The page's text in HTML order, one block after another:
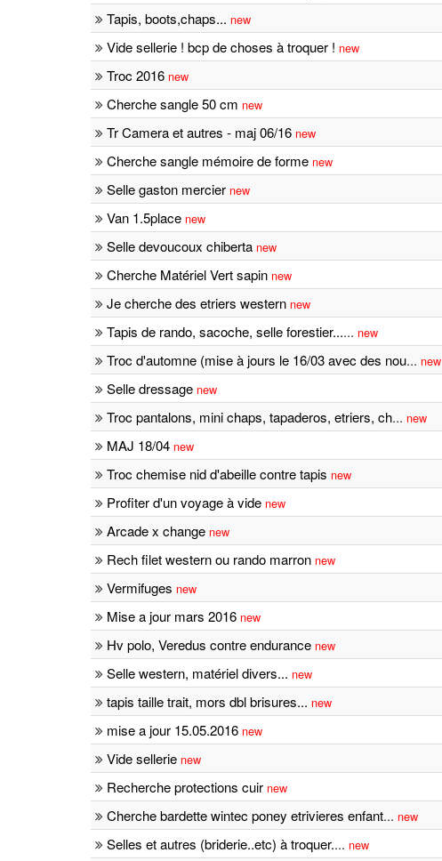
Tapis, boots,chaps... new
Vide sellerie ! bcp de choses à troquer ! new
Troc 2016 new
Cherche sangle 50 cm new
Tr Camera et autres - maj 06/16 new
Cherche sangle mémoire de forme new
Selle gaston mercier new
Van 1.5place new
Selle devoucoux chiberta new
Cherche Matériel Vert sapin new
Je cherche des etriers western new
Tapis de rando, sacoche, selle forestier...... new
Troc d'automne (mise à jours le 16/03 avec des nou... new
Selle dressage new
Troc pantalons, mini chaps, tapaderos, etriers, ch... new
MAJ 18/04 new
Troc chemise nid d'abeille contre tapis new
Profiter d'un voyage à vide new
Arcade x change new
Rech filet western ou rando marron new
Vermifuges new
Mise a jour mars 2016 new
Hv polo, Veredus contre endurance new
Selle western, matériel divers... new
tapis taille trait, mors dbl brisures... new
mise a jour 15.05.2016 new
Vide sellerie new
Recherche protections cuir new
Cherche bardette wintec poney etrivieres enfant... new
Selles et autres (briderie..etc) à troquer.... new